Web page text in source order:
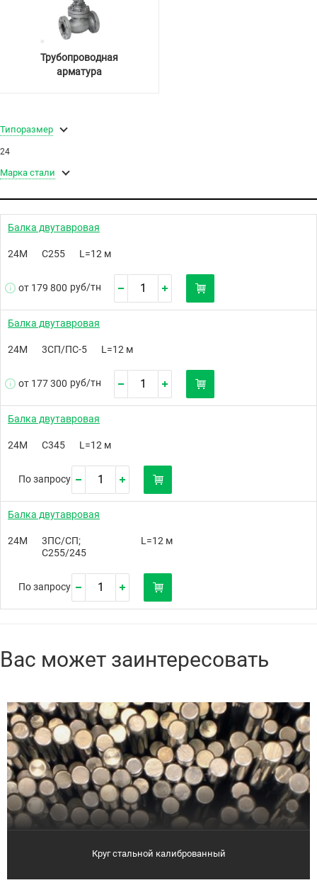
Трубопроводная
арматура
Типоразмер
24
Марка стали
Балка двутавровая
24М С255 L=12 м
от 179 800 руб/тн
Балка двутавровая
24М 3СП/ПС-5 L=12 м
от 177 300 руб/тн
Балка двутавровая
24М С345 L=12 м
По запросу
Балка двутавровая
24М
3ПС/СП;
С255/245
L=12 м
По запросу
Вас может заинтересовать
Круг стальной калиброванный